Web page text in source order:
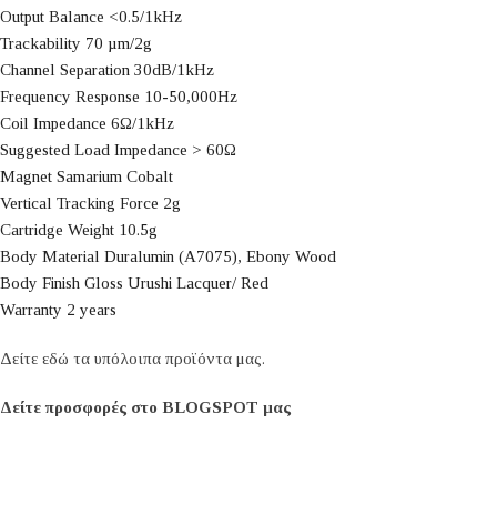
Output Balance <0.5/1kHz
Trackability 70 µm/2g
Channel Separation 30dB/1kHz
Frequency Response 10-50,000Hz
Coil Impedance 6Ω/1kHz
Suggested Load Impedance > 60Ω
Magnet Samarium Cobalt
Vertical Tracking Force 2g
Cartridge Weight 10.5g
Body Material Duralumin (A7075), Ebony Wood
Body Finish Gloss Urushi Lacquer/ Red
Warranty 2 years
Δείτε εδώ τα υπόλοιπα προϊόντα μας.
Δείτε προσφορές στο BLOGSPOT μας